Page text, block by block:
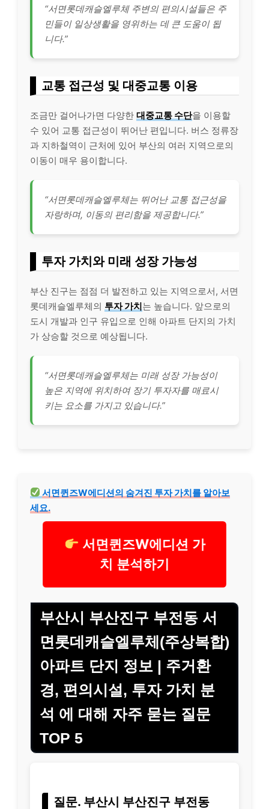
“서면롯데캐슬엘루체 주변의 편의시설들은 주
민들이 일상생활을 영위하는 데 큰 도움이 됩
니다.”
교통 접근성 및 대중교통 이용
조금만 걸어나가면 다양한 대중교통 수단을 이용할
수 있어 교통 접근성이 뛰어난 편입니다. 버스 정류장
과 지하철역이 근처에 있어 부산의 여러 지역으로의
이동이 매우 용이합니다.
“서면롯데캐슬엘루체는 뛰어난 교통 접근성을
자랑하며, 이동의 편리함을 제공합니다.”
투자 가치와 미래 성장 가능성
부산 진구는 점점 더 발전하고 있는 지역으로서, 서면
롯데캐슬엘루체의 투자 가치는 높습니다. 앞으로의
도시 개발과 인구 유입으로 인해 아파트 단지의 가치
가 상승할 것으로 예상됩니다.
“서면롯데캐슬엘루체는 미래 성장 가능성이
높은 지역에 위치하여 장기 투자자를 매료시
키는 요소를 가지고 있습니다.”
서면퀸즈W에디션의 숨겨진 투자 가치를 알아보
세요.
서면퀸즈W에디션 가
치 분석하기
부산시 부산진구 부전동 서
면롯데캐슬엘루체(주상복합)
아파트 단지 정보 | 주거환
경, 편의시설, 투자 가치 분
석 에 대해 자주 묻는 질문
TOP 5
질문. 부산시 부산진구 부전동